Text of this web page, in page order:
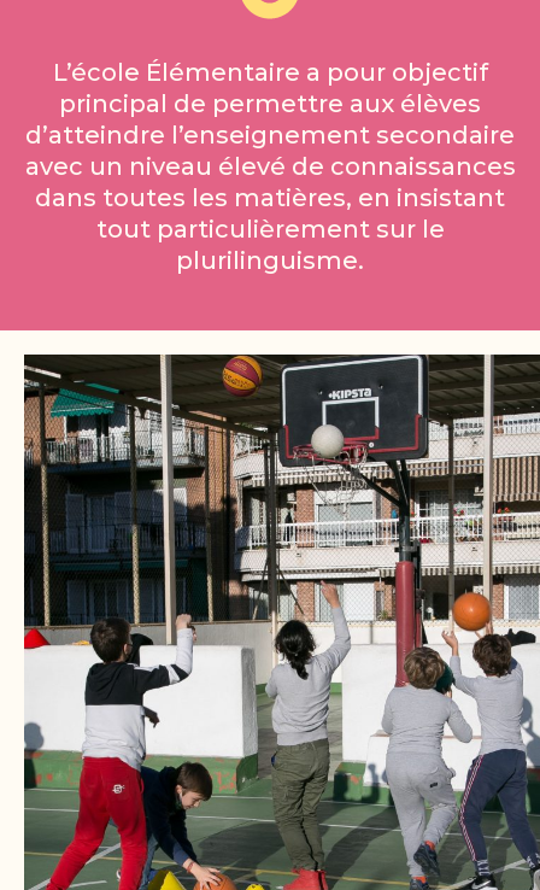
L’école Élémentaire a pour objectif
principal de permettre aux élèves
d’atteindre l’enseignement secondaire
avec un niveau élevé de connaissances
dans toutes les matières, en insistant
tout particulièrement sur le
plurilinguisme.